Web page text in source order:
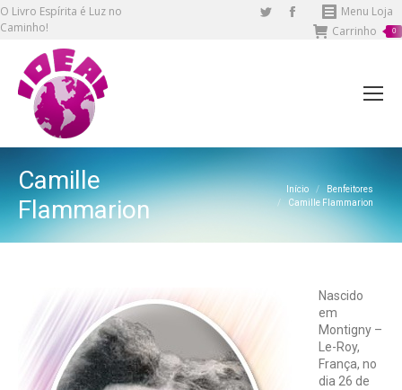
O Livro Espírita é Luz no
Caminho!
TwitterFacebook
page
Menu Loja
Carrinho
0
Camille
Flammarion
Você está aqui:Início
Benfeitores
Camille Flammarion
Nascido
em
Montigny –
Le-Roy,
França, no
dia 26 de